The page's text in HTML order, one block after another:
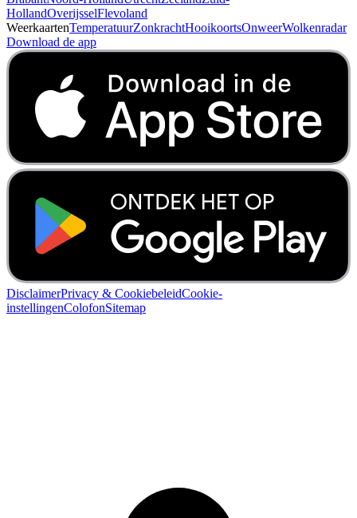
HollandOverijsselFlevoland
WeerkaartenTemperatuurZonkrachtHooikoortsOnweerWolkenradar
Download de app
DisclaimerPrivacy & CookiebeleidCookie-
instellingenColofonSitemap